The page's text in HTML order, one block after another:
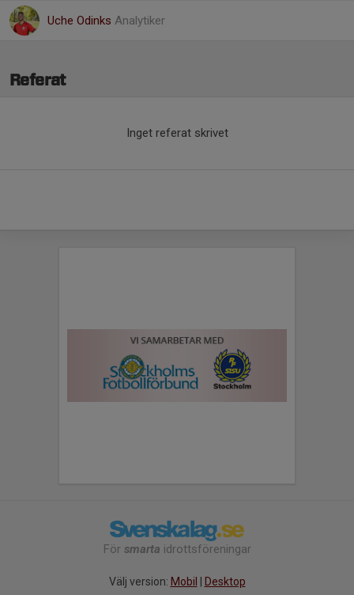
Uche Odinks Analytiker
Referat
Inget referat skrivet
För smarta idrottsföreningar
Välj version: Mobil Desktop